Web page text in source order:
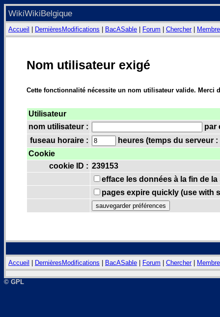
WikiWikiBelgique
Accueil DernièresModifications BacASable Forum Chercher|
Nom utilisateur exigé
Cette fonctionnalité nécessite un nom utilisateur valide. Merci
Utilisateur
nom utilisateur :
par
fuseau horaire :
heures (temps du serveur :
Cookie
cookie ID : 239153
efface les données à la fin de
pages expire quickly (use with
Accueil DernièresModifications BacASable Forum Chercher|
© GPL